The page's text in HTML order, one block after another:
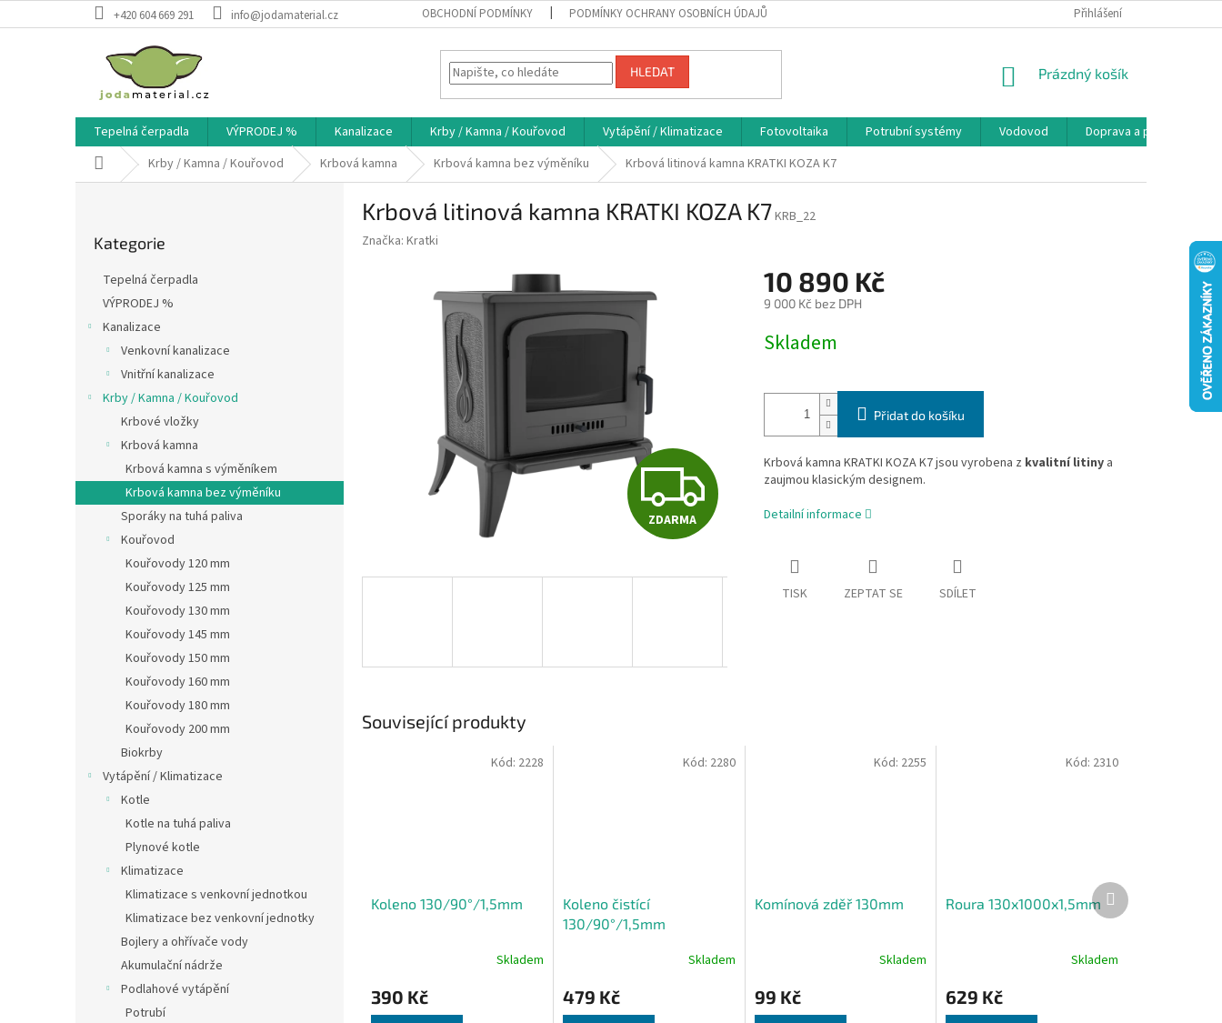
na
+420 604 669 291 info@jodamaterial.cz OBCHODNÍ PODMÍNKY PODMÍNKY OCHRANY OSOBNÍCH ÚDAJŮ Přihlášení
HLEDAT
NÁKUPNÍ
Prázdný košík
Tepelná čerpadla VÝPRODEJ % Kanalizace Krby / Kamna / Kouřovod Vytápění / Klimatizace Fotovoltaika Potrubní systémy Vodovod Doprava a platba
Domů Krby / Kamna / Kouřovod Krbová kamna Krbová kamna bez výměníku Krbová litinová kamna KRATKI KOZA K7
kategorie
Kategorie
Tepelná čerpadla
VÝPRODEJ %
Kanalizace
Venkovní kanalizace
Vnitřní kanalizace
Krby / Kamna / Kouřovod
Krbové vložky
Krbová kamna
Krbová kamna s výměníkem
Krbová kamna bez výměníku
Sporáky na tuhá paliva
Kouřovod
Kouřovody 120 mm
Kouřovody 125 mm
Kouřovody 130 mm
Kouřovody 145 mm
Kouřovody 150 mm
Kouřovody 160 mm
Kouřovody 180 mm
Kouřovody 200 mm
Biokrby
Vytápění / Klimatizace
Kotle
Kotle na tuhá paliva
Plynové kotle
Klimatizace
Klimatizace s venkovní jednotkou
Klimatizace bez venkovní jednotky
Bojlery a ohřívače vody
Akumulační nádrže
Podlahové vytápění
Potrubí
Krbová litinová kamna KRATKI KOZA K7KRB_22
Značka: Kratki
Z
D
R
M
ZDARMA
10 890 Kč
9 000 Kč bez DPH
cena:
Skladem
Přidat do košíku
Krbová kamna KRATKI KOZA K7 jsou vyrobena z kvalitní litinya
zaujmou klasickým designem.
Detailní informace
TISK ZEPTAT SE SDÍLET
Související produkty
Koleno 130/90°/1,5mm
Skladem
390 Kč
Kód: 2228
Koleno čistící
130/90°/1,5mm
Skladem
479 Kč
Kód: 2280
Komínová zděř 130mm
Skladem
99 Kč
Kód: 2255
Roura 130x1000x1,5mm
Skladem
629 Kč
Kód: 2310
Další
produkt